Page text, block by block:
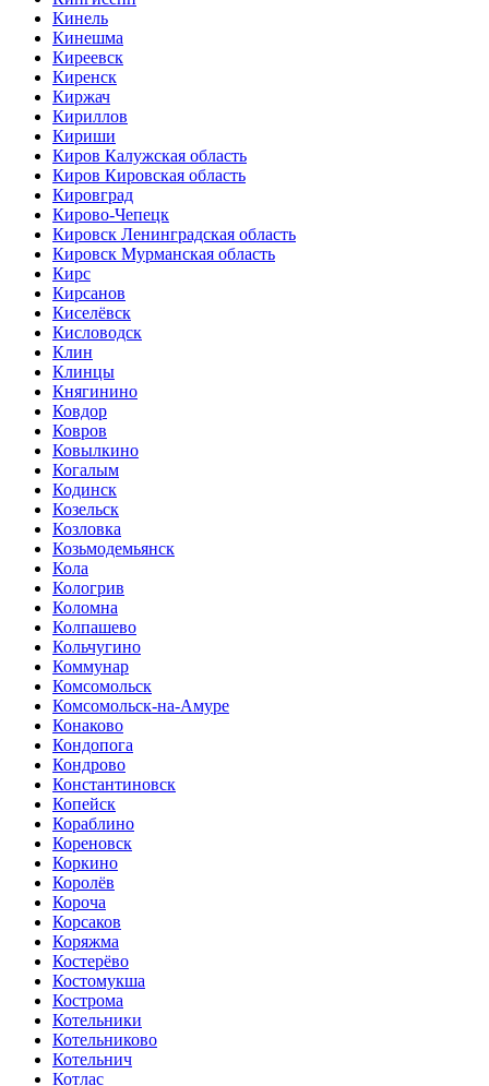
Кинель
Кинешма
Киреевск
Киренск
Киржач
Кириллов
Кириши
Киров Калужская область
Киров Кировская область
Кировград
Кирово-Чепецк
Кировск Ленинградская область
Кировск Мурманская область
Кирс
Кирсанов
Киселёвск
Кисловодск
Клин
Клинцы
Княгинино
Ковдор
Ковров
Ковылкино
Когалым
Кодинск
Козельск
Козловка
Козьмодемьянск
Кола
Кологрив
Коломна
Колпашево
Кольчугино
Коммунар
Комсомольск
Комсомольск-на-Амуре
Конаково
Кондопога
Кондрово
Константиновск
Копейск
Кораблино
Кореновск
Коркино
Королёв
Короча
Корсаков
Коряжма
Костерёво
Костомукша
Кострома
Котельники
Котельниково
Котельнич
Котлас